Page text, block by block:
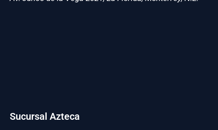
Sucursal Azteca